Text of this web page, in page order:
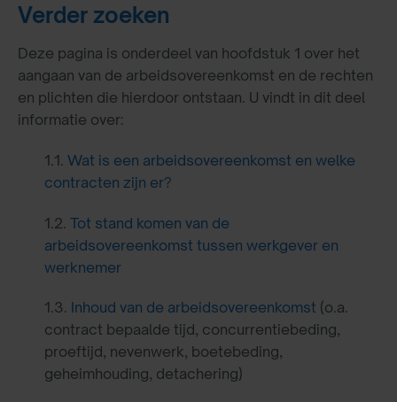
Verder zoeken
Deze pagina is onderdeel van hoofdstuk 1 over het
aangaan van de arbeidsovereenkomst en de rechten
en plichten die hierdoor ontstaan. U vindt in dit deel
informatie over:
1.1. Wat is een arbeidsovereenkomst en welke
contracten zijn er?
1.2. Tot stand komen van de
arbeidsovereenkomst tussen werkgever en
werknemer
1.3. Inhoud van de arbeidsovereenkomst (o.a.
contract bepaalde tijd, concurrentiebeding,
proeftijd, nevenwerk, boetebeding,
geheimhouding, detachering)